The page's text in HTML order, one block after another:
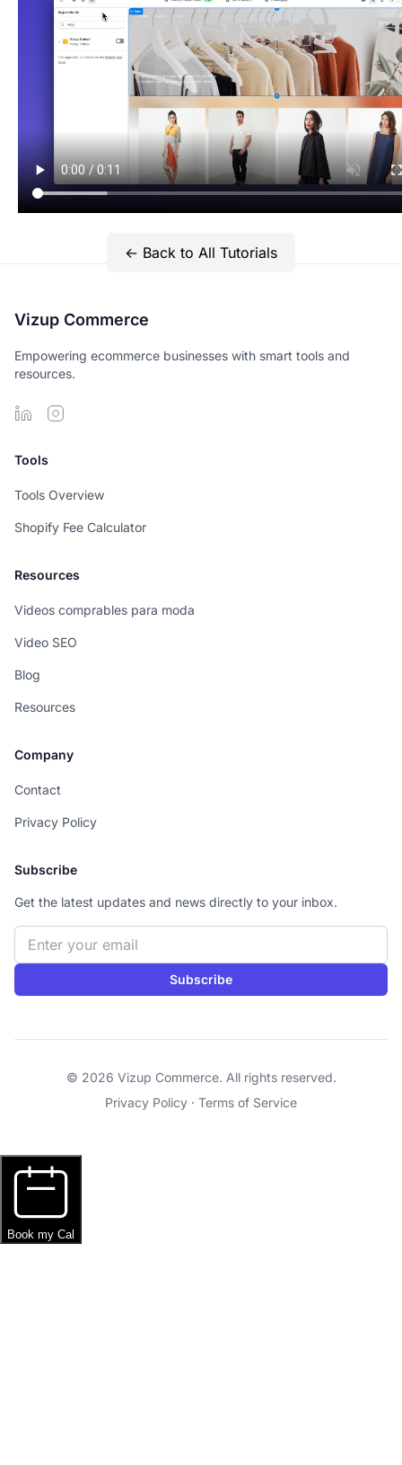
← Back to All Tutorials
Vizup Commerce
Empowering ecommerce businesses with smart tools and
resources.
Tools
Tools Overview
Shopify Fee Calculator
Resources
Videos comprables para moda
Video SEO
Blog
Resources
Company
Contact
Privacy Policy
Subscribe
Get the latest updates and news directly to your inbox.
Email address
Subscribe
© 2026 Vizup Commerce. All rights reserved.
Privacy Policy · Terms of Service